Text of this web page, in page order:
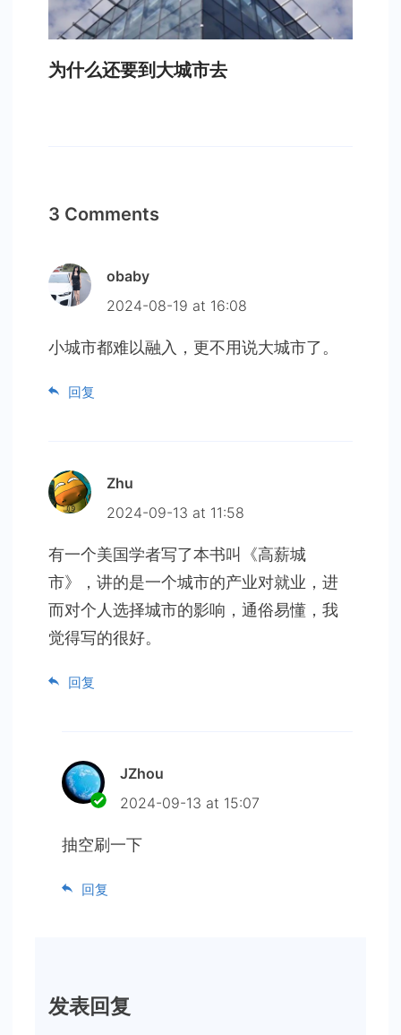
为什么还要到大城市去
3 Comments
obaby
2024-08-19 at 16:08
小城市都难以融入，更不用说大城市了。
回复
Zhu
2024-09-13 at 11:58
有一个美国学者写了本书叫《高薪城
市》，讲的是一个城市的产业对就业，进
而对个人选择城市的影响，通俗易懂，我
觉得写的很好。
回复
JZhou
2024-09-13 at 15:07
抽空刷一下
回复
发表回复